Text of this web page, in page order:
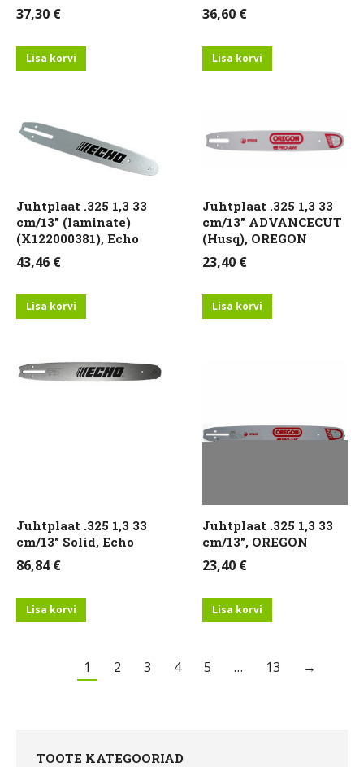
37,30 €
Lisa korvi
36,60 €
Lisa korvi
Juhtplaat .325 1,3 33
cm/13″ (laminate)
(X122000381), Echo
43,46 €
Lisa korvi
Juhtplaat .325 1,3 33
cm/13″ ADVANCECUT
(Husq), OREGON
23,40 €
Lisa korvi
Juhtplaat .325 1,3 33
cm/13″ Solid, Echo
86,84€
Lisa korvi
Juhtplaat .325 1,3 33
cm/13″, OREGON
23,40 €
Lisa korvi
1 2 3 4 5 … 13 →
TOOTE KATEGOORIAD